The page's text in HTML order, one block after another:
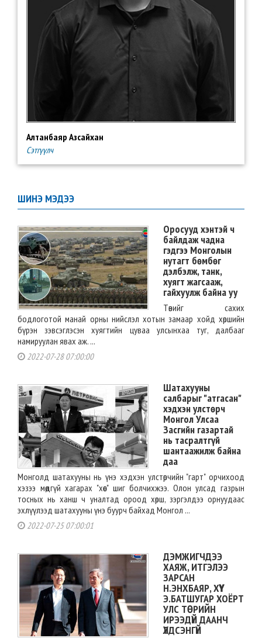
Алтанбаяр Азсайхан
Сэтгүүлч
ШИНЭ МЭДЭЭ
Оросууд хэнтэй ч
байлдаж чадна
гэдгээ Монголын
нутагт бөмбөг
дэлбэлж, танк,
хуягт жагсааж,
гайхуулж байна уу
Төвийг сахих
бодлоготой манай орны нийслэл хотын замаар хойд хөршийн
бүрэн зэвсэглэсэн хуягтийн цуваа улсынхаа туг, далбааг
намируулан явах аж. ...
2022-07-28 07:00:00
Шатахууны
салбарыг "атгасан"
хэдхэн улстөрч
Монгол Улсаа
Засгийн газартай
нь тасралтгүй
шантаажилж байна
даа
Монголд шатахууны нь үнэ хэдхэн улстөрчийн "гарт" орчихоод
хэзээ мөдгүй хагарах "хөөс" шиг болчихжээ. Олон улсад газрын
тосных нь ханш ч уналтад ороод хөрш, зэргэлдээ орнуудаас
эхлүүлээд шатахууны үнэ буурч байхад Монгол ...
2022-07-25 07:00:01
ДЭМЖИГЧДЭЭ
ХАЯЖ, ИТГЭЛЭЭ
ЗАРСАН
Н.ЭНХБАЯР, ХҮҮ
Э.БАТШУГАР ХОЁРТ
УЛС ТӨРИЙН
ИРЭЭДҮЙ ДААНЧ
ҮЛДСЭНГҮЙ